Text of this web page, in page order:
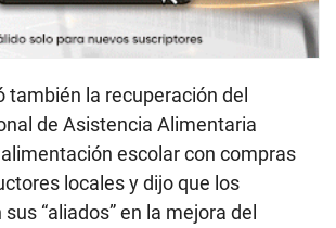
también la recuperación del
de Asistencia Alimentaria
escolar con compras
locales y dijo que los
“aliados” en la mejora del